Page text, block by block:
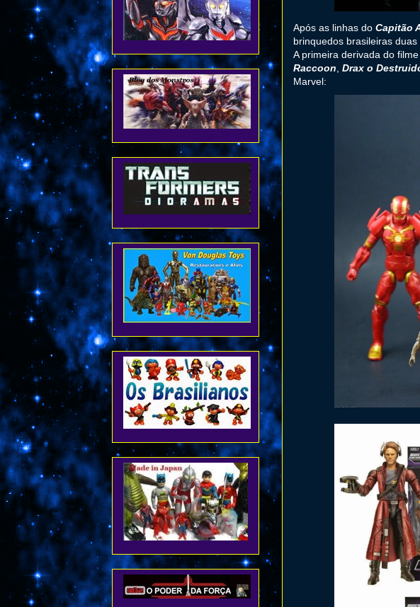
Após as linhas do Capitão
brinquedos brasileiras
A primeira derivada do filme
Raccoon Drax o
Marvel: